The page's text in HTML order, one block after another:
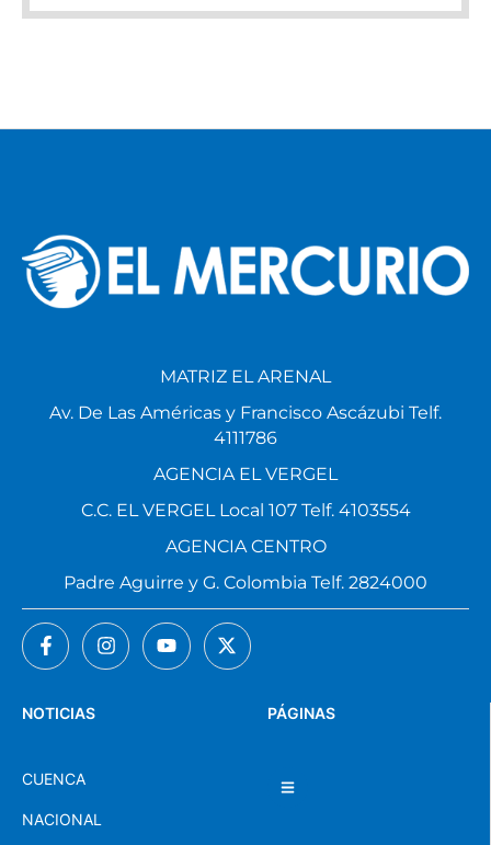
PÁGINAS
NOTICIAS
CUENCA
NACIONAL
MATRIZ EL ARENAL
Av. De Las Américas y Francisco Ascázubi Telf.
4111786
AGENCIA EL VERGEL
C.C. EL VERGEL Local 107 Telf. 4103554
AGENCIA CENTRO
Padre Aguirre y G. Colombia Telf. 2824000